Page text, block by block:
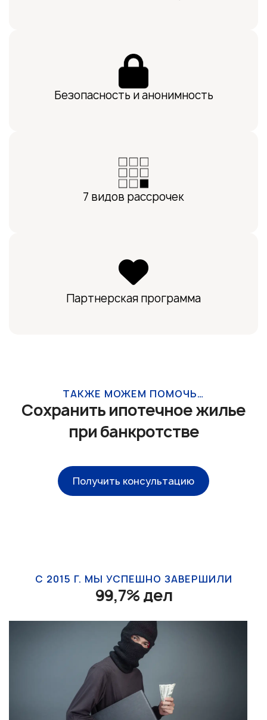
Безопасность и анонимность
7 видов рассрочек
Партнерская программа
ТАКЖЕ МОЖЕМ ПОМОЧЬ…
Сохранить ипотечное жилье
при банкротстве
Получить консультацию
С 2015 Г. МЫ УСПЕШНО ЗАВЕРШИЛИ
99,7% дел